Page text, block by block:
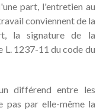
part, l'entretien au
conviennent de la
la signature de la
L. 1237-11 du code du
différend entre les
pas par elle-même la